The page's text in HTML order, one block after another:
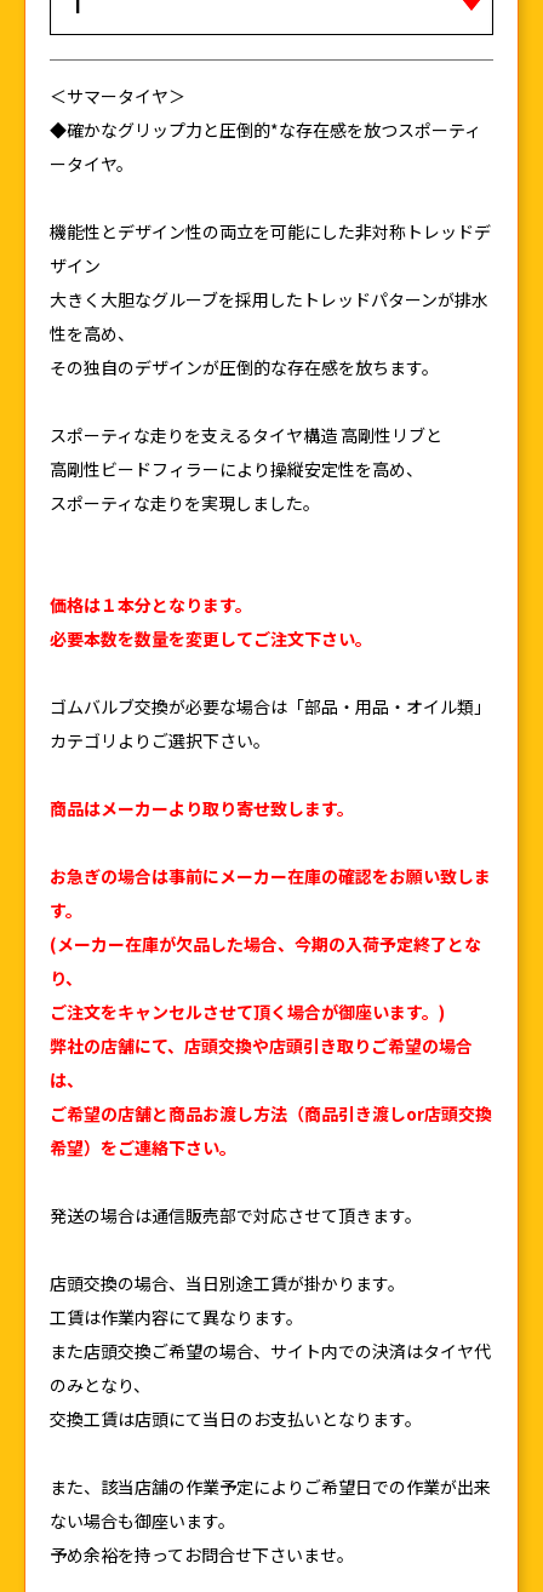
＜サマータイヤ＞
◆確かなグリップ力と圧倒的*な存在感を放つスポーティ
ータイヤ。
機能性とデザイン性の両立を可能にした非対称トレッドデ
ザイン
大きく大胆なグルーブを採用したトレッドパターンが排水
性を高め、
その独自のデザインが圧倒的な存在感を放ちます。
スポーティな走りを支えるタイヤ構造 高剛性リブと
高剛性ビードフィラーにより操縦安定性を高め、
スポーティな走りを実現しました。
価格は１本分となります。
必要本数を数量を変更してご注文下さい。
ゴムバルブ交換が必要な場合は「部品・用品・オイル類」
カテゴリよりご選択下さい。
商品はメーカーより取り寄せ致します。
お急ぎの場合は事前にメーカー在庫の確認をお願い致しま
す。
(メーカー在庫が欠品した場合、今期の入荷予定終了とな
り、
ご注文をキャンセルさせて頂く場合が御座います。)
弊社の店舗にて、店頭交換や店頭引き取りご希望の場合
は、
ご希望の店舗と商品お渡し方法（商品引き渡しor店頭交換
希望）をご連絡下さい。
発送の場合は通信販売部で対応させて頂きます。
店頭交換の場合、当日別途工賃が掛かります。
工賃は作業内容にて異なります。
また店頭交換ご希望の場合、サイト内での決済はタイヤ代
のみとなり、
交換工賃は店頭にて当日のお支払いとなります。
また、該当店舗の作業予定によりご希望日での作業が出来
ない場合も御座います。
予め余裕を持ってお問合せ下さいませ。